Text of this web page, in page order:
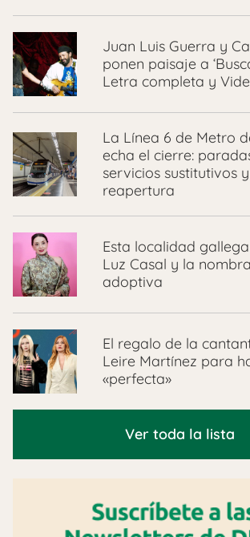
Juan Luis Guerra y
ponen paisaje a
Letra completa y
La Línea 6 de Metro
echa el cierre:
servicios sustitutivos
reapertura
Esta localidad
Luz Casal y la
adoptiva
El regalo de la
Leire Martínez para
«perfecta»
Ver toda la lista